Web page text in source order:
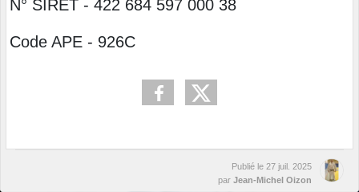
N° SIRET - 422 684 597 000 38
Code APE - 926C
Publié le 27 juil. 2025
par Jean-Michel Oizon